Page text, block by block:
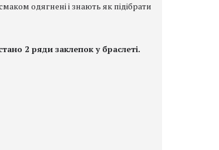
одягнені і знають як підібрати
2 ряди заклепок у браслеті.